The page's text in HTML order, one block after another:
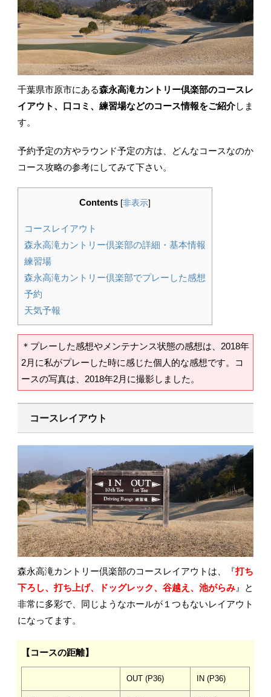
千葉県市原市にある森永高滝カントリー倶楽部のコースレ
イアウト、口コミ、練習場などのコース情報をご紹介しま
す。
予約予定の方やラウンド予定の方は、どんなコースなのか
コース攻略の参考にしてみて下さい。
Contents [非表示]
コースレイアウト
森永高滝カントリー倶楽部の詳細・基本情報
練習場
森永高滝カントリー倶楽部でプレーした感想
予約
天気予報
＊プレーした感想やメンテナンス状態の感想は、2018年
2月に私がプレーした時に感じた個人的な感想です。コ
ースの写真は、2018年2月に撮影しました。
コースレイアウト
森永高滝カントリー倶楽部のコースレイアウトは、『打ち
下ろし、打ち上げ、ドッグレック、谷越え、池がらみ 』と
非常に多彩で、同じようなホールが１つもないレイアウト
になってます。
【コースの距離】
OUT (P36) IN (P36)